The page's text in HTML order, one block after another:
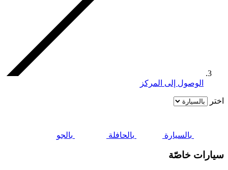
الوصول إلى المركز
اختر
بالسيارة بالحافلة بالجو
سيارات خاصّة